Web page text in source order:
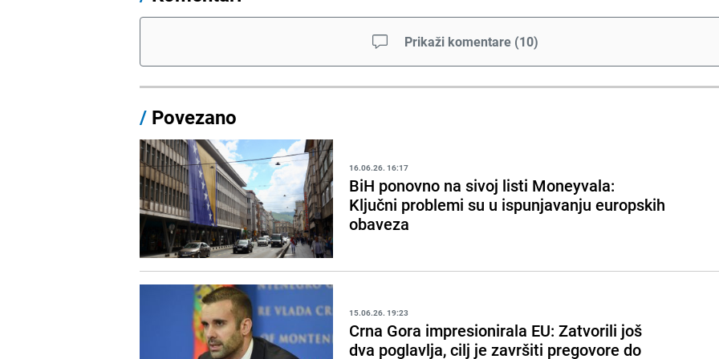
Prikaži komentare (10)
/ Povezano
16.06.26. 16:17
BiH ponovno na sivoj listi Moneyvala:
Ključni problemi su u ispunjavanju europskih
obaveza
15.06.26. 19:23
Crna Gora impresionirala EU: Zatvorili još
dva poglavlja, cilj je završiti pregovore do